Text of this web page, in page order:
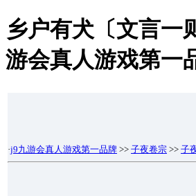
乡户有犬〔文言
游会真人游戏第一
·j9九游会真人游戏第一品牌 >> 子夜卷宗 >> 子